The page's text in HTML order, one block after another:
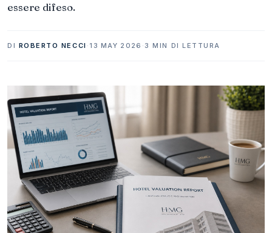
essere difeso.
DI ROBERTO NECCI · 13 MAY 2026 ·3 MIN DI LETTURA